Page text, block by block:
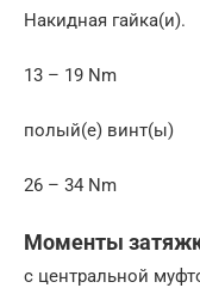
Накидная гайка(и).
13 – 19 Nm
полый(е) винт(ы)
26 – 34 Nm
Моменты
с центральной